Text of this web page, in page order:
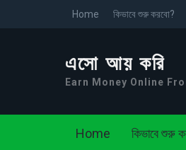
Home কিভাবে শুরু করবো?
এসো আয় করি
Earn Money Online
Home কিভাবে শুরু